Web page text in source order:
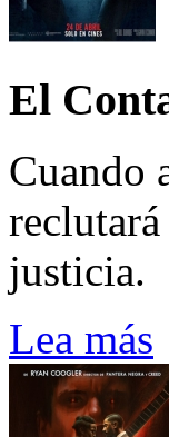
El
Cuando
justicia.
Lea más